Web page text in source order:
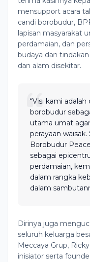
mensupport acara
candi borobudur,
lapisan masyarakat
perdamaian, dan
budaya dan
dan alam disekitar.
“Visi kami
borobudur
utama umat
perayaan
Borobudur
sebagai
perdamaian,
dalam rangka
dalam
Dirinya juga
seluruh keluarga
Meccaya Grup,
inisiator serta